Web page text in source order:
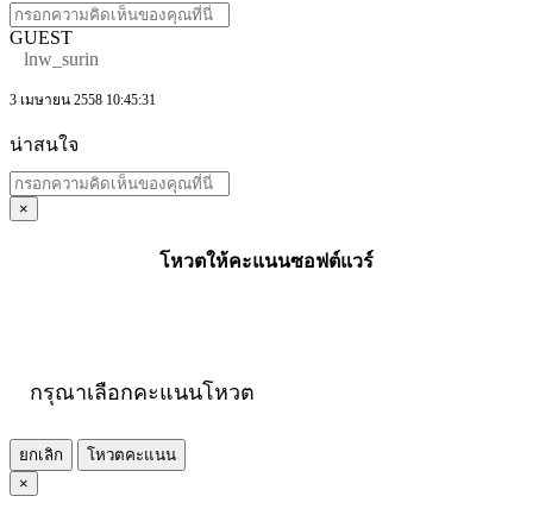
GUEST
lnw_surin
3 เมษายน 2558 10:45:31
น่าสนใจ
×
โหวตให้คะแนนซอฟต์แวร์
กรุณาเลือกคะแนนโหวต
ยกเลิก
โหวตคะแนน
×